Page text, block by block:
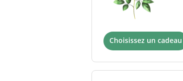
Choisissez un cadeau